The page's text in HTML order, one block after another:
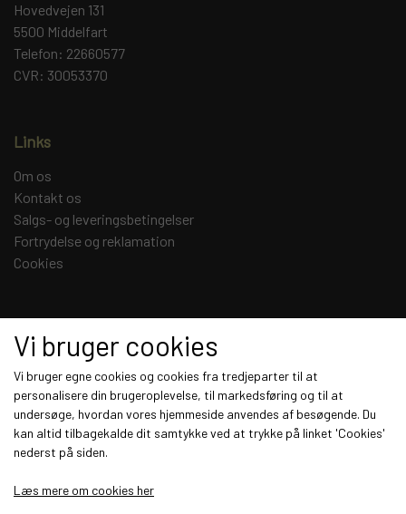
Hovedvejen 131
5500 Middelfart
Telefon: 22660577
CVR: 30053370
Links
Om os
Kontakt os
Salgs- og leveringsbetingelser
Fortrydelse og reklamation
Cookies
Modtag vores nyhedsbrev via e-mail
Vi bruger cookies
Vi bruger egne cookies og cookies fra tredjeparter til at
personalisere din brugeroplevelse, til markedsføring og til at
undersøge, hvordan vores hjemmeside anvendes af besøgende. Du
kan altid tilbagekalde dit samtykke ved at trykke på linket 'Cookies'
nederst på siden.
Læs mere om cookies her